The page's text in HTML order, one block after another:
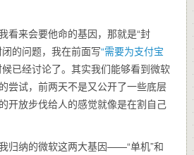
看来会要他命的基因，那就是“封
的问题，我在前面写“需要为支付宝
候已经讨论了。其实我们能够看到微软
尝试，前两天不是又公开了一些底层
开放步伐给人的感觉就像是在割自己
归纳的微软这两大基因——“单机”和